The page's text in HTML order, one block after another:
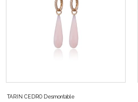
TARIN CEDRO Desmontable